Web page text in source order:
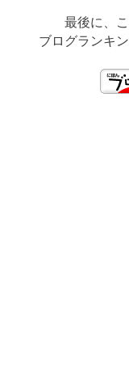
最後に、
ブログランキ